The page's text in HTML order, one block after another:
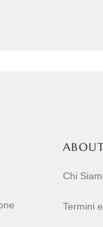
Chi
Termini